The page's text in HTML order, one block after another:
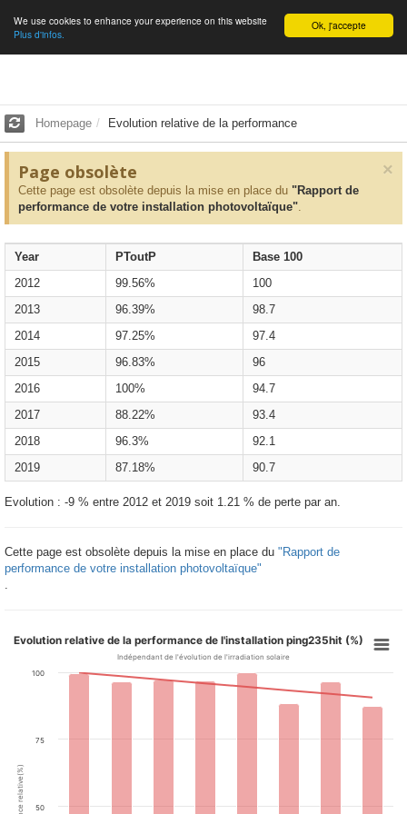
English Ok, j'accepte
We use cookies to enhance your experience on this website
Plus d'infos.
Homepage Evolution relative de la performance
×
Page obsolète
Cette page est obsolète depuis la mise en place du "Rapport de
performance de votre installation photovoltaïque".
Year PToutP
Base 100
2012
99.56%
100
2013
96.39%
98.7
2014
97.25%
97.4
2015
96.83%
96
2016
100%
94.7
2017
88.22%
93.4
2018
96.3%
92.1
2019
87.18% 90.7
Evolution : -9 % entre 2012 et 2019 soit 1.21 % de perte par an.
Cette page est obsolète depuis la mise en place du "Rapport de
performance de votre installation photovoltaïque"
Evolution relative de la performance de l'installation ping235hit (%)
Indépendant de l'évolution de l'irradiation solaire
50
75
100